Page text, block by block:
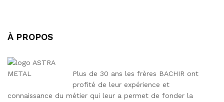
À PROPOS
Plus de 30 ans les frères BACHIR ont
profité de leur expérience et
connaissance du métier qui leur a permet de fonder la